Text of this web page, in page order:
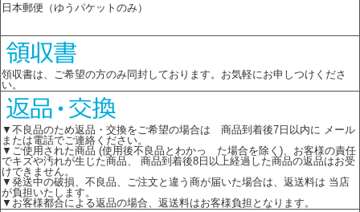
日本郵便（ゆうパケットのみ）
領収書は、ご希望の方のみ同封しております。お気軽にお申しつけくださ
い。
▼不良品のため返品・交換をご希望の場合は 商品到着後7日以内に メール
または電話でご連絡ください。
▼ご使用された商品 (使用後不良品とわかっ た場合を除く)、お客様の責任
でキズや汚れが生じた商品、 商品到着後8日以上経過した商品の返品はお受
けできません。
▼発送中の破損、不良品、ご注文と違う商が届いた場合は、返送料は 当店
が負担いたします。
▼お客様都合による返品の場合、返送料はお客様負担となります。